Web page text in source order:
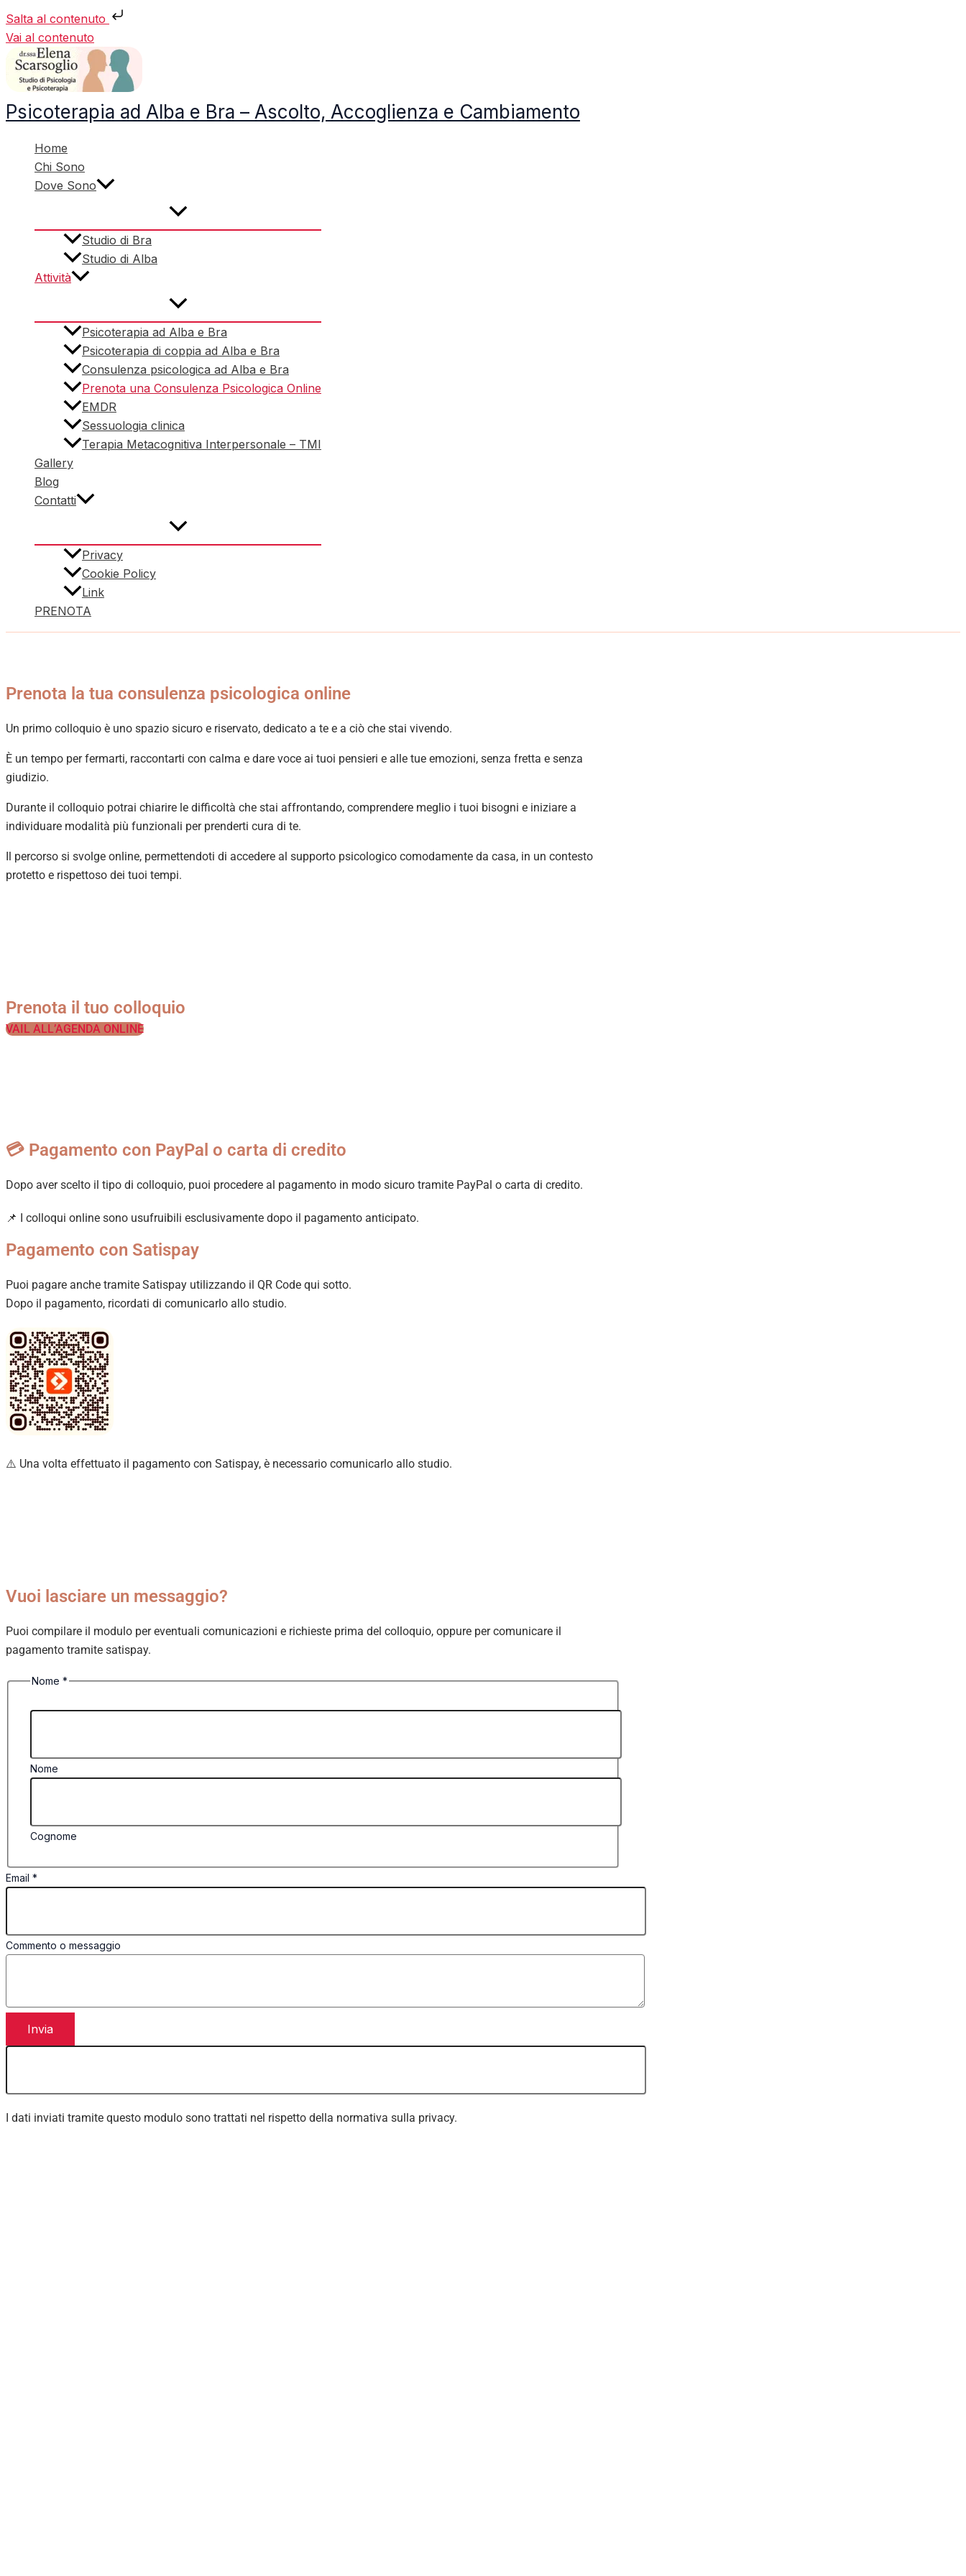
Salta al contenuto
Vai al contenuto
Psicoterapia ad Alba e Bra – Ascolto, Accoglienza e Cambiamento
Home
Chi Sono
Dove Sono
Studio di Bra
Studio di Alba
Attività
Psicoterapia ad Alba e Bra
Psicoterapia di coppia ad Alba e Bra
Consulenza psicologica ad Alba e Bra
Prenota una Consulenza Psicologica Online
EMDR
Sessuologia clinica
Terapia Metacognitiva Interpersonale – TMI
Gallery
Blog
Contatti
Privacy
Cookie Policy
Link
PRENOTA
Prenota la tua consulenza psicologica online
Un primo colloquio è uno spazio sicuro e riservato, dedicato a te e a ciò che stai vivendo.
È un tempo per fermarti, raccontarti con calma e dare voce ai tuoi pensieri e alle tue emozioni, senza fretta e senza
giudizio.
Durante il colloquio potrai chiarire le difficoltà che stai affrontando, comprendere meglio i tuoi bisogni e iniziare a
individuare modalità più funzionali per prenderti cura di te.
Il percorso si svolge online, permettendoti di accedere al supporto psicologico comodamente da casa, in un contesto
protetto e rispettoso dei tuoi tempi.
Prenota il tuo colloquio
VAIL ALL’AGENDA ONLINE
💳 Pagamento con PayPal o carta di credito
Dopo aver scelto il tipo di colloquio, puoi procedere al pagamento in modo sicuro tramite PayPal o carta di credito.
📌 I colloqui online sono usufruibili esclusivamente dopo il pagamento anticipato.
Pagamento con Satispay
Puoi pagare anche tramite Satispay utilizzando il QR Code qui sotto.
Dopo il pagamento, ricordati di comunicarlo allo studio.
⚠️ Una volta effettuato il pagamento con Satispay, è necessario comunicarlo allo studio.
Vuoi lasciare un messaggio?
Puoi compilare il modulo per eventuali comunicazioni e richieste prima del colloquio, oppure per comunicare il
pagamento tramite satispay.
Nome *
Nome
Cognome
Email *
Commento o messaggio
Invia
I dati inviati tramite questo modulo sono trattati nel rispetto della normativa sulla privacy.